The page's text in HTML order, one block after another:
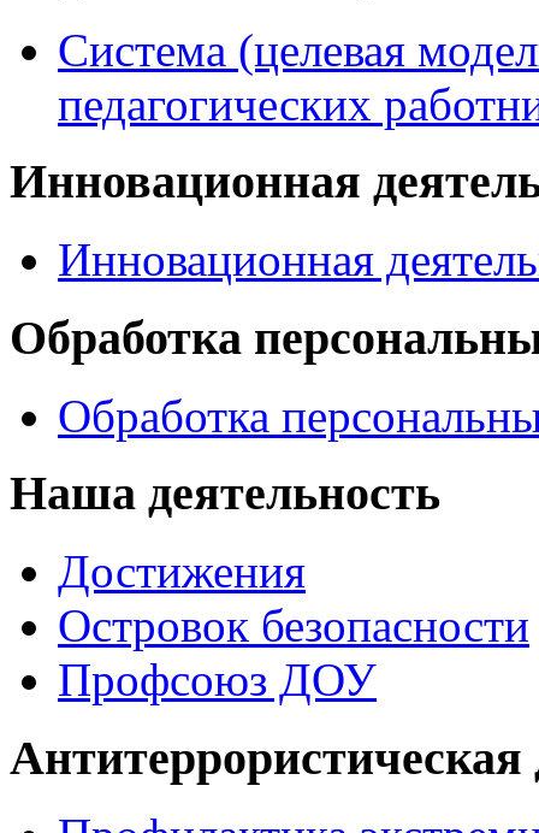
Система (целевая
педагогических
Инновационная
Инновационная
Обработка
Обработка
Наша деятельность
Достижения
Островок безопасности
Профсоюз ДОУ
Антитеррористическая